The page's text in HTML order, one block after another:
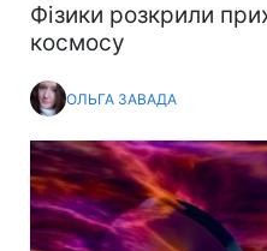
Фізики розкрили
космосу
ОЛЬГА ЗАВАДА